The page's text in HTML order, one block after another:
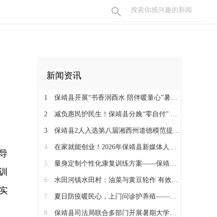
新闻资讯
1 保靖县开展“书香润酉水 陪伴暖童心”暑期阅读关爱活动
2 减负惠民护民生！保靖县分娩“零自付” 政策落地见效 125名产妇受益
3 保靖县2人入选第八届湘西州道德模范提名奖
4 在家就能创业！2026年保靖县新媒体人才技能培训开启 助力家乡好物出圈
5 量身定制个性化康复训练方案——保靖县人民医院助力发育迟缓患儿顺利入托
6 水田河镇水田村：油菜与黄豆轮作 有效助农增收
7 夏日防疫暖民心，上门问诊护养殖——保靖县葫芦镇开展畜禽防疫服务
8 保靖县司法局联合多部门开展暑期大学生志愿者送法护童活动